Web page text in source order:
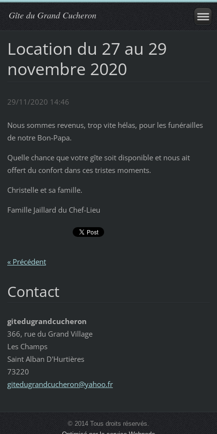
Gîte du Grand Cucheron
Location du 27 au 29
novembre 2020
29/11/2020 14:46
Nous sommes revenus, trop vite hélas, pour les funérailles
de notre Bon-Papa.
Quelle chance que votre gîte soit disponible et nous ait
offert du confort dans ces tristes moments.
Christelle et sa famille.
Famille Jaillard du Chef-Lieu
« Précédent
Contact
gitedugrandcucheron
366, rue du Grand Village
Les Champs
Saint Alban D'Hurtières
73220
gitedugrandcucheron@yahoo.fr
© 2014 Tous droits réservés.